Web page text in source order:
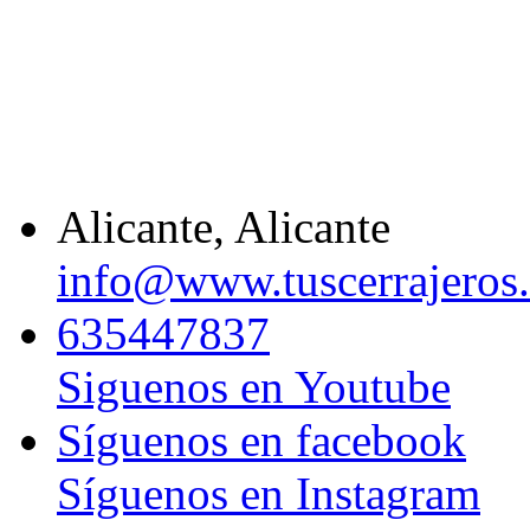
Alicante, Alicante
635447837
Siguenos en Youtube
Síguenos en facebook
Síguenos en Instagram